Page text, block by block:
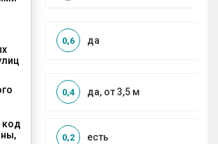
да
0,6
да, от 3,5 м
0,4
код
есть
0,2